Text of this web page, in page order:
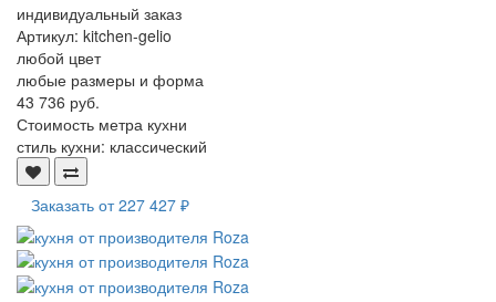
индивидуальный заказ
Артикул: kitchen-gelio
любой цвет
любые размеры и форма
43 736 руб.
Стоимость метра кухни
стиль кухни: классический
Заказать от227 427 ₽